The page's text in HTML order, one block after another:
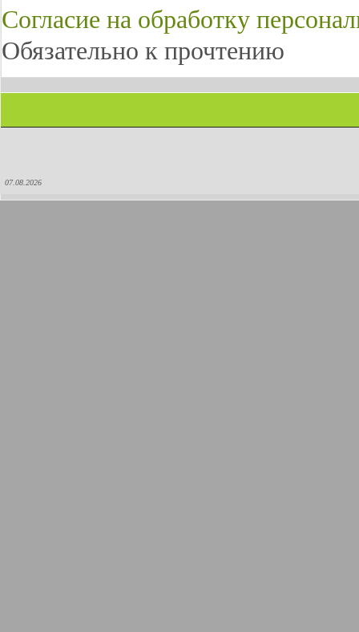
Согласие на обработку
Обязательно к прочтению
07.08.2026